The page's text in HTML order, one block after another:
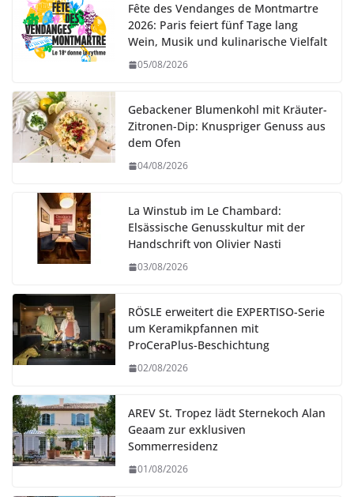
Fête des Vendanges de Montmartre
2026: Paris feiert fünf Tage lang
Wein, Musik und kulinarische Vielfalt
05/08/2026
Gebackener Blumenkohl mit Kräuter-
Zitronen-Dip: Knuspriger Genuss aus
dem Ofen
04/08/2026
La Winstub im Le Chambard:
Elsässische Genusskultur mit der
Handschrift von Olivier Nasti
03/08/2026
RÖSLE erweitert die EXPERTISO-Serie
um Keramikpfannen mit
ProCeraPlus-Beschichtung
02/08/2026
AREV St. Tropez lädt Sternekoch Alan
Geaam zur exklusiven
Sommerresidenz
01/08/2026